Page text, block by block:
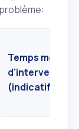
Temps moyen
d'intervention
(indicatif)